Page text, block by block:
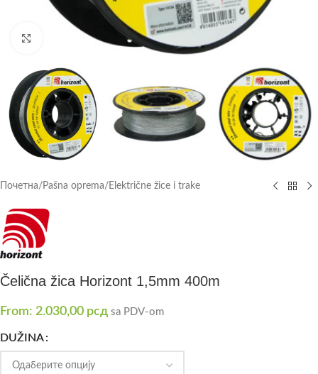
Click to enlarge
Почетна/ Pašna oprema/ Električne žice i trake
Čelična žica Horizont 1,5mm 400m
From: 2.030,00 рсд sa PDV-om
DUŽINA